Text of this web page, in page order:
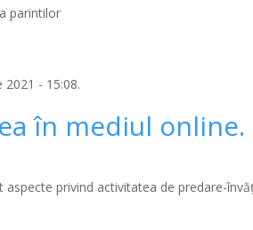
parintilor
2021 - 15:08.
în mediul
privind activitatea de predare-